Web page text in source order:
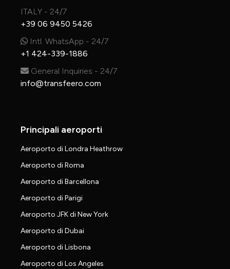
ITALY - 24/7
+39 06 9450 5426
Intl. WhatsApp - 24/7
+1 424-339-1886
General Inquiries - 24/7
info@transfeero.com
Principali aeroporti
Aeroporto di Londra Heathrow
Aeroporto di Roma
Aeroporto di Barcellona
Aeroporto di Parigi
Aeroporto JFK di New York
Aeroporto di Dubai
Aeroporto di Lisbona
Aeroporto di Los Angeles